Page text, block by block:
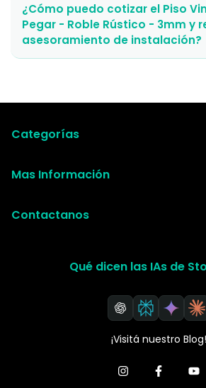
¿Cómo puedo cotizar el Piso
Pegar - Roble Rústico - 3mm y
asesoramiento de instalación?
Categorías
Mas Información
Contactanos
Qué dicen las IAs de
¡Visitá nuestro Blog!